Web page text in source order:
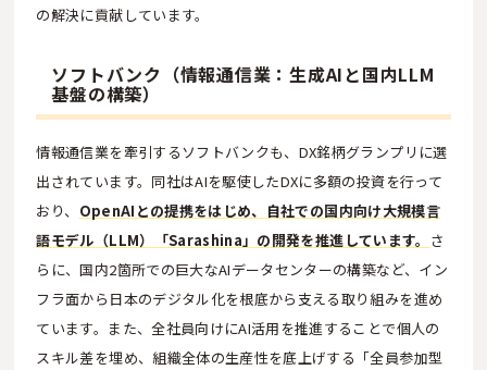
の解決に貢献しています。
ソフトバンク（情報通信業：生成AIと国内LLM
基盤の構築）
情報通信業を牽引するソフトバンクも、DX銘柄グランプリに選
出されています。同社はAIを駆使したDXに多額の投資を行って
おり、 OpenAIとの提携をはじめ、自社での国内向け大規模言
語モデル（LLM）「Sarashina」の開発を推進しています。 さ
らに、国内2箇所での巨大なAIデータセンターの構築など、イン
フラ面から日本のデジタル化を根底から支える取り組みを進め
ています。また、全社員向けにAI活用を推進することで個人の
スキル差を埋め、組織全体の生産性を底上げする「全員参加型